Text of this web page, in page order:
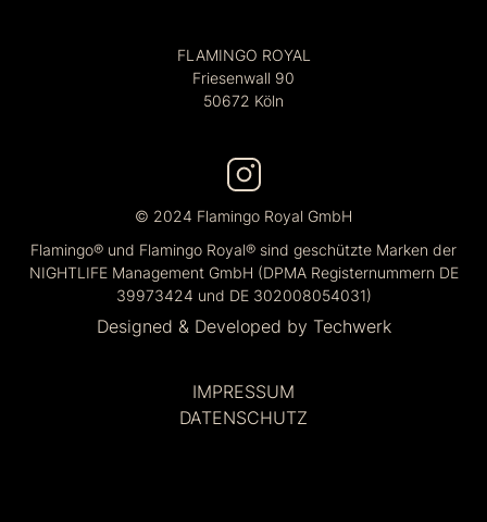
FLAMINGO ROYAL
Friesenwall 90
50672 Köln
© 2024 Flamingo Royal GmbH
Flamingo® und Flamingo Royal® sind geschützte Marken der
NIGHTLIFE Management GmbH (DPMA Registernummern DE
39973424 und DE 302008054031)
Designed & Developed by Techwerk
IMPRESSUM
DATENSCHUTZ